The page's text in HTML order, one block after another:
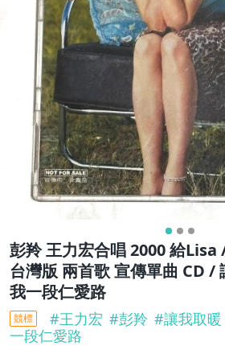
彭羚 王力宏合唱 2000 給Lisa
台灣版 兩首歌 宣傳單曲 CD /
我一段仁愛路
競標 #王力宏 #彭羚 #讓我取暖
一段仁愛路